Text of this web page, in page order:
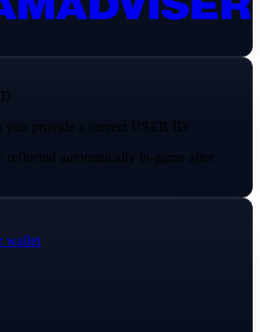
you provide a correct USER ID
reflected automatically in-game after
wallet